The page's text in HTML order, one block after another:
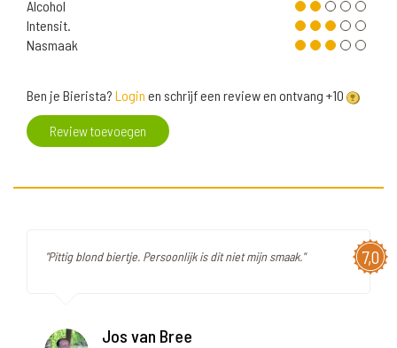
Alcohol
Intensit.
Nasmaak
Ben je Bierista? Login en schrijf een review en ontvang +10
Review toevoegen
7,0
"Pittig blond biertje. Persoonlijk is dit niet mijn smaak."
Jos van Bree